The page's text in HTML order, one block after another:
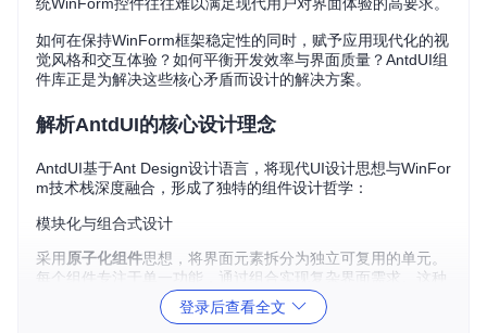
如何在保持WinForm框架稳定性的同时，赋予应用现代化的视
觉风格和交互体验？如何平衡开发效率与界面质量？AntdUI组
件库正是为解决这些核心矛盾而设计的解决方案。
解析AntdUI的核心设计理念
AntdUI基于Ant Design设计语言，将现代UI设计思想与WinFor
m技术栈深度融合，形成了独特的组件设计哲学：
模块化与组合式设计
采用 原子化组件思想，将界面元素拆分为独立可复用的单元。
每个组件专注于单一功能，通过组合实现复杂界面需求。这种
设计既保证了组件的高内聚性，又提供了灵活的组合可能性。
登录后查看全文